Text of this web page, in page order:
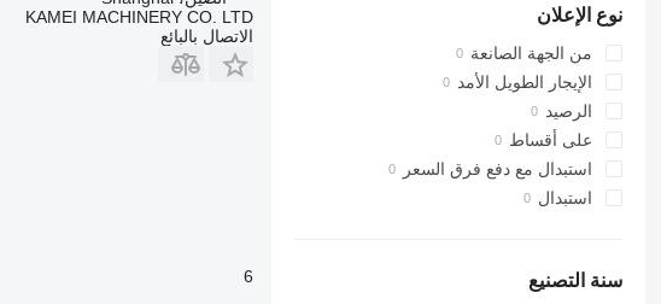
317
318
319
321
322
323
326
8008
8018
8025
8026
8030
8035
CT
NXT
Liftlux
Pecolift
R-series
Toucan
نوع الإعلان
من الجهة الصانعة
الإيجار الطويل الأمد
الرصيد
على أقساط
استبدال مع دفع فرق السعر
استبدال
سنة التصنيع
KAMEI MACHINERY CO. LTD
الاتصال بالبائع
6